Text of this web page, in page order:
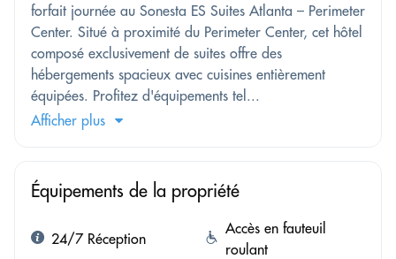
forfait journée au Sonesta ES Suites Atlanta – Perimeter
Center. Situé à proximité du Perimeter Center, cet hôtel
composé exclusivement de suites offre des
hébergements spacieux avec cuisines entièrement
équipées. Profitez d'équipements tel...
Afficher plus
Équipements de la propriété
24/7 Réception
Accès en fauteuil
roulant